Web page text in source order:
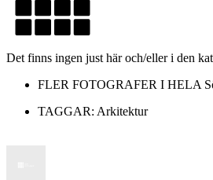
Det finns ingen just här och/eller i den
FLER FOTOGRAFER I HELA
TAGGAR: Arkitektur